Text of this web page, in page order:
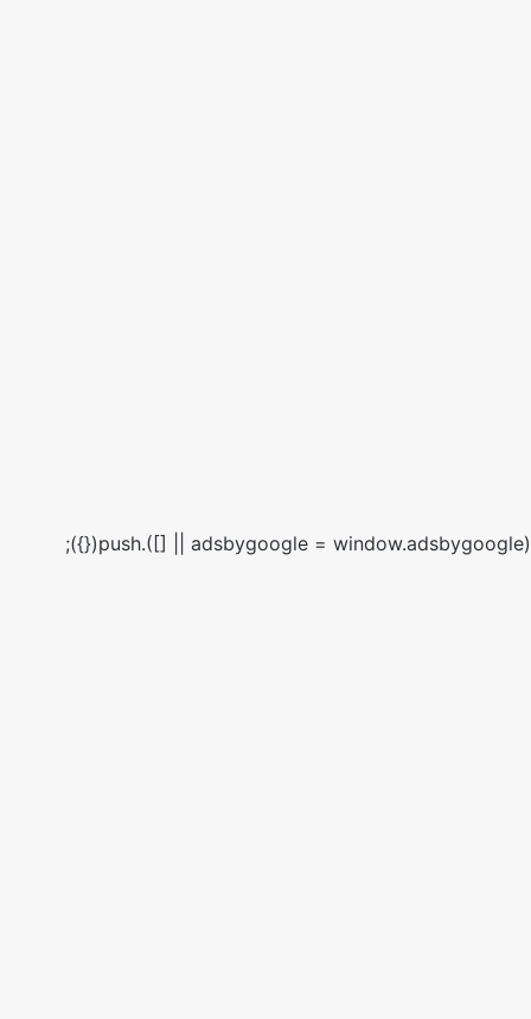
(adsbygoogle = window.adsbygoogle || []).push({});